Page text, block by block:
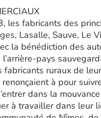
les fabricants des
Lasalle, Sauve, Le
la bénédiction des
pays
ruraux de
à pour
dans la
à travailler dans leur